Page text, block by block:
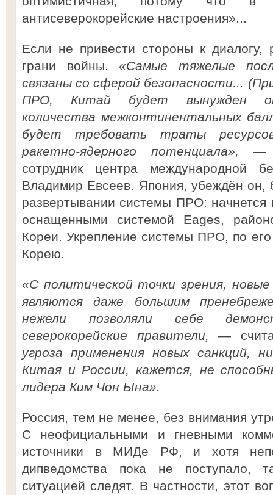
антисеверокорейские настроения»...
Если не привести стороны к диалогу,
грани войны.«Самые тяжелые
связаны со сферой безопасности...
ПРО, Китай будет вынужден
количества межконтинентальных
будет требовать траты
ракетно-ядерного потенциала», —
сотрудник центра международной
Владимир Евсеев. Япония, убеждён он,
развертывании системы ПРО: начнется
оснащенными системой Eages,
Кореи. Укрепление системы ПРО, по
Корею.
«С политической точки зрения,
являются даже большим
нежели позволяли себе
северокорейские правители, —
угроза применения новых санкций,
Китая и России, кажется, не
лидера Ким Чон Ына».
Россия, тем не менее, без внимания
С неофициальными и гневными
источники в МИДе РФ, и хотя
дипведомства пока не поступало,
ситуацией следят. В частности, этот